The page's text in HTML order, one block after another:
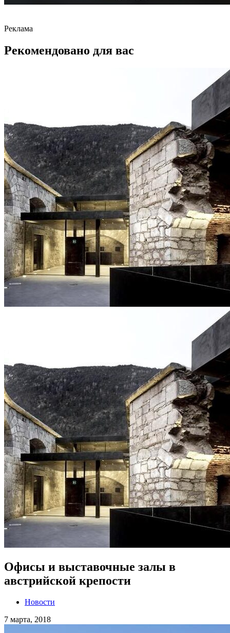
Реклама
Рекомендовано для вас
Офисы и выставочные залы в
австрийской крепости
Новости
7 марта, 2018